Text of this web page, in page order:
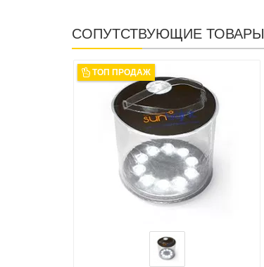
СОПУТСТВУЮЩИЕ ТОВАРЫ
ТОП ПРОДАЖ